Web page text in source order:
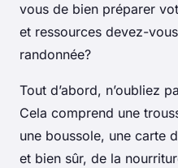
vous de bien préparer
et ressources devez-
randonnée?
Tout d’abord, n’oubliez
Cela comprend une
une boussole, une carte
et bien sûr, de la